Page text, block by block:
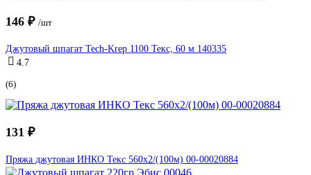
146 ₽ /шт
Джутовый шпагат Tech-Krep 1100 Текс, 60 м 140335
4.7
(6)
131 ₽
Пряжа джутовая ИНКО Текс 560х2/(100м) 00-00020884